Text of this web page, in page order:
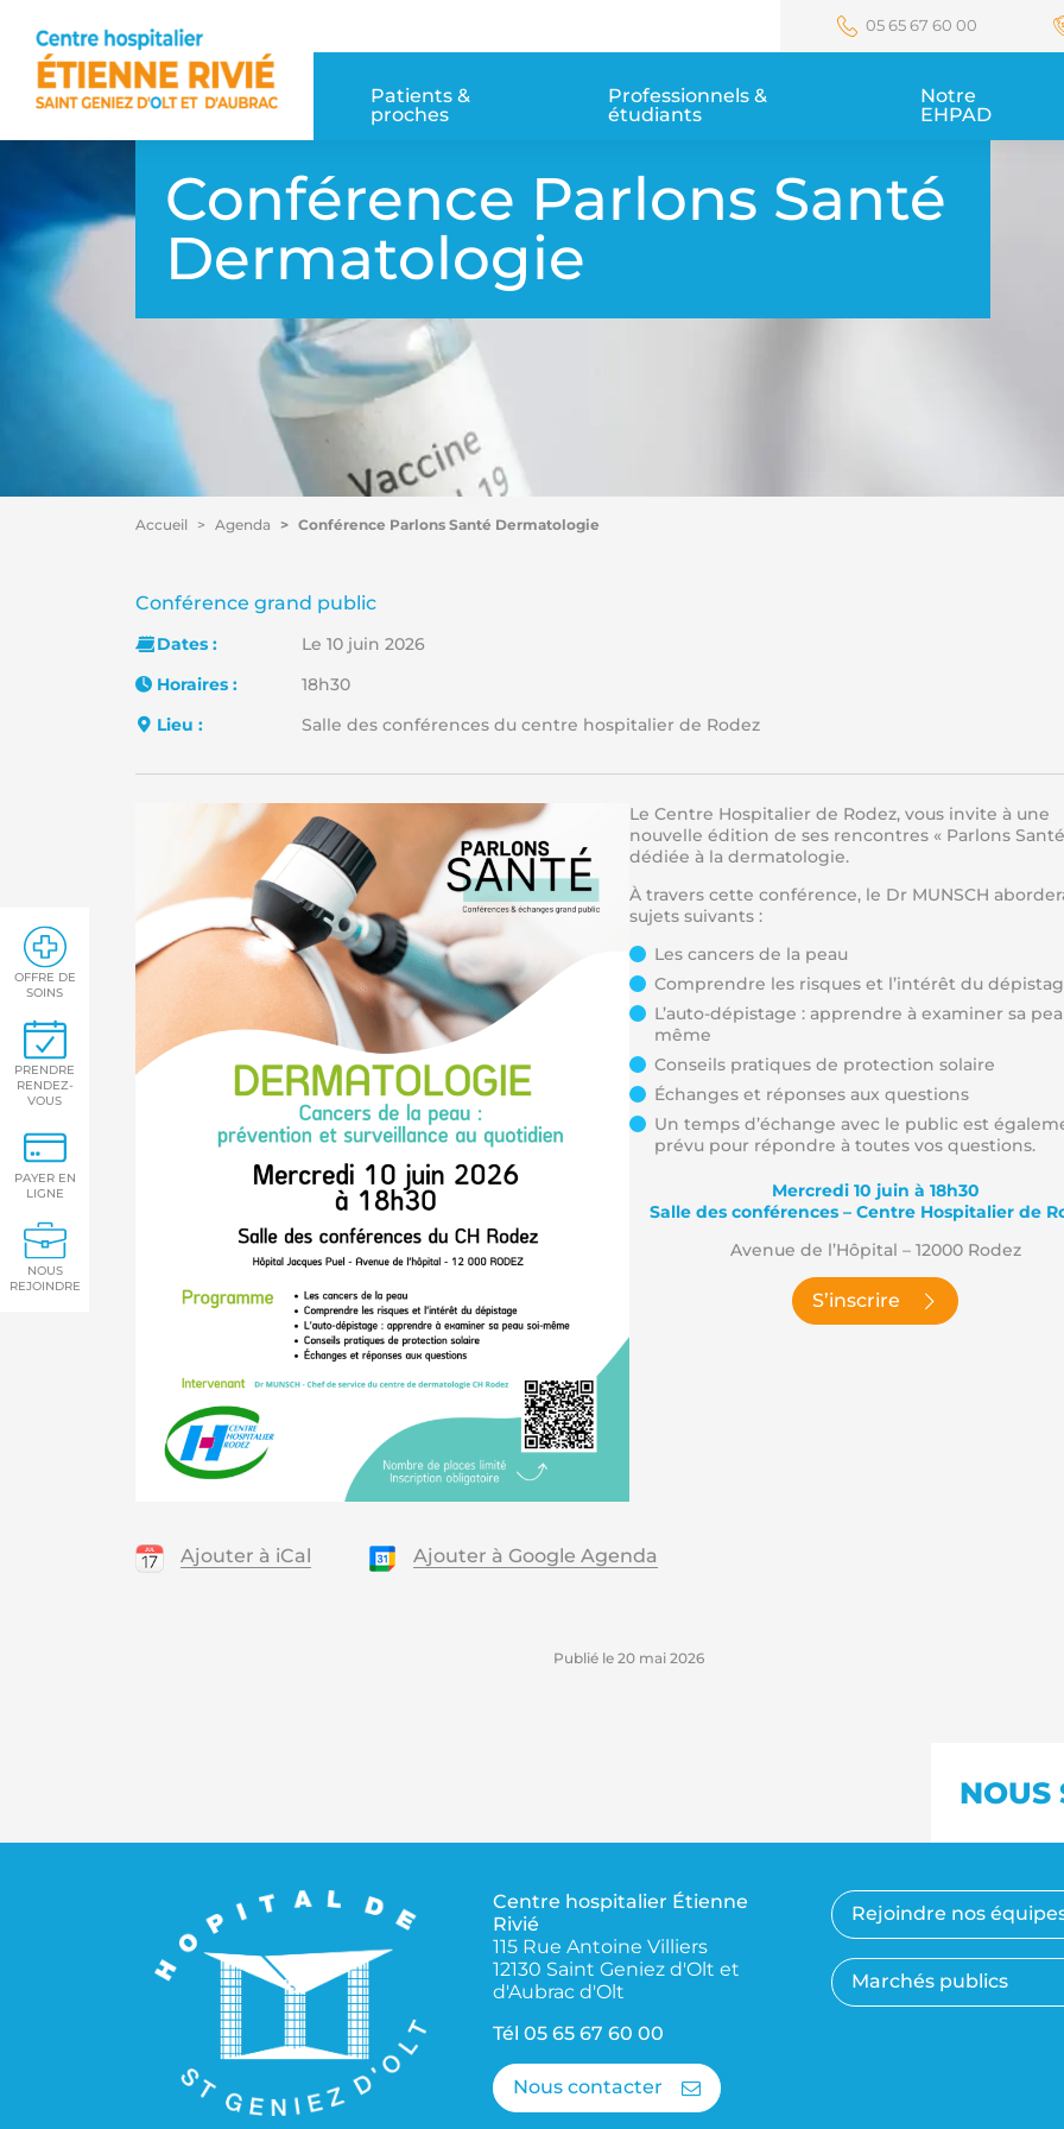
Patients &
proches
Professionnels &
étudiants
Notre
EHPAD
05 65 67 60 00
OFFRE DE
SOINS
PRENDRE
RENDEZ-
VOUS
PAYER EN
LIGNE
NOUS
REJOINDRE
Conférence Parlons Santé
Dermatologie
Accueil Agenda Conférence Parlons Santé Dermatologie
Catégorie :
Conférence grand public
Dates :
Le 10 juin 2026
Horaires :
18h30
Lieu :
Salle des conférences du centre hospitalier de Rodez
Le Centre Hospitalier de Rodez, vous invite à une
nouvelle édition de ses rencontres « Parlons Santé
dédiée à la dermatologie.
À travers cette conférence, le Dr MUNSCH
sujets suivants :
Les cancers de la peau
Comprendre les risques et l’intérêt du
L’auto-dépistage : apprendre à examiner sa
même
Conseils pratiques de protection solaire
Échanges et réponses aux questions
Un temps d’échange avec le public est
prévu pour répondre à toutes vos questions.
Mercredi 10 juin à 18h30
Salle des conférences – Centre Hospitalier de
Avenue de l’Hôpital – 12000 Rodez
S’inscrire
Ajouter à iCal Ajouter à Google Agenda
Publié le 20 mai 2026
NOUS
Centre hospitalier Étienne
Rivié
115 Rue Antoine Villiers
12130 Saint Geniez d'Olt et
d'Aubrac d'Olt
Tél 05 65 67 60 00
Nous contacter
Rejoindre nos
Marchés publics